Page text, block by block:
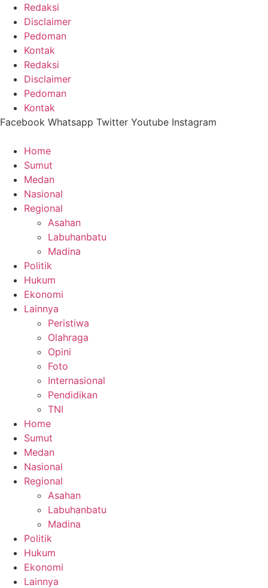
Lewati
konten
Redaksi
Disclaimer
Pedoman
Kontak
Redaksi
Disclaimer
Pedoman
Kontak
Facebook Whatsapp Twitter Youtube Instagram
Home
Sumut
Medan
Nasional
Regional
Asahan
Labuhanbatu
Madina
Politik
Hukum
Ekonomi
Lainnya
Peristiwa
Olahraga
Opini
Foto
Internasional
Pendidikan
TNI
Home
Sumut
Medan
Nasional
Regional
Asahan
Labuhanbatu
Madina
Politik
Hukum
Ekonomi
Lainnya